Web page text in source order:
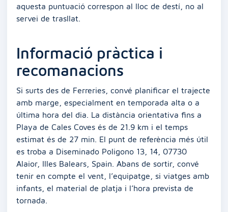
aquesta puntuació correspon al lloc de destí, no al
servei de trasllat.
Informació pràctica i
recomanacions
Si surts des de Ferreries, convé planificar el trajecte
amb marge, especialment en temporada alta o a
última hora del dia. La distància orientativa fins a
Playa de Cales Coves és de 21.9 km i el temps
estimat és de 27 min. El punt de referència més útil
es troba a Diseminado Poligono 13, 14, 07730
Alaior, Illes Balears, Spain. Abans de sortir, convé
tenir en compte el vent, l’equipatge, si viatges amb
infants, el material de platja i l’hora prevista de
tornada.